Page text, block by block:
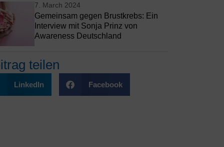
7. March 2024
Gemeinsam gegen Brustkrebs: Ein
Interview mit Sonja Prinz von
Awareness Deutschland
teilen
LinkedIn Facebook